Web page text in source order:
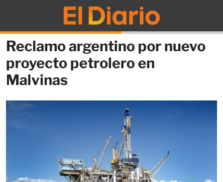
Reclamo argentino por nuevo
proyecto petrolero en
Malvinas